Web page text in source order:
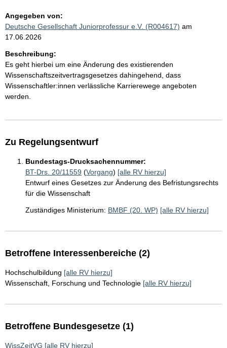
Angegeben von:
Deutsche Gesellschaft Juniorprofessur e.V. (R004617) am
17.06.2026
Beschreibung:
Es geht hierbei um eine Änderung des existierenden
Wissenschaftszeitvertragsgesetzes dahingehend, dass
Wissenschaftler:innen verlässliche Karrierewege angeboten
werden.
Zu Regelungsentwurf
Bundestags-Drucksachennummer:
BT-Drs. 20/11559 (Vorgang) [alle RV hierzu]
Entwurf eines Gesetzes zur Änderung des Befristungsrechts
für die Wissenschaft
Zuständiges Ministerium: BMBF (20. WP) [alle RV hierzu]
Betroffene Interessenbereiche (2)
Hochschulbildung [alle RV hierzu]
Wissenschaft, Forschung und Technologie [alle RV hierzu]
Betroffene Bundesgesetze (1)
WissZeitVG [alle RV hierzu]